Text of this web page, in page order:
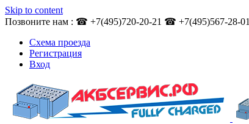
Skip to content
Позвоните нам : ☎ +7(495)720-20-21 ☎ +7(495)567-28-01
Схема проезда
Регистрация
Вход